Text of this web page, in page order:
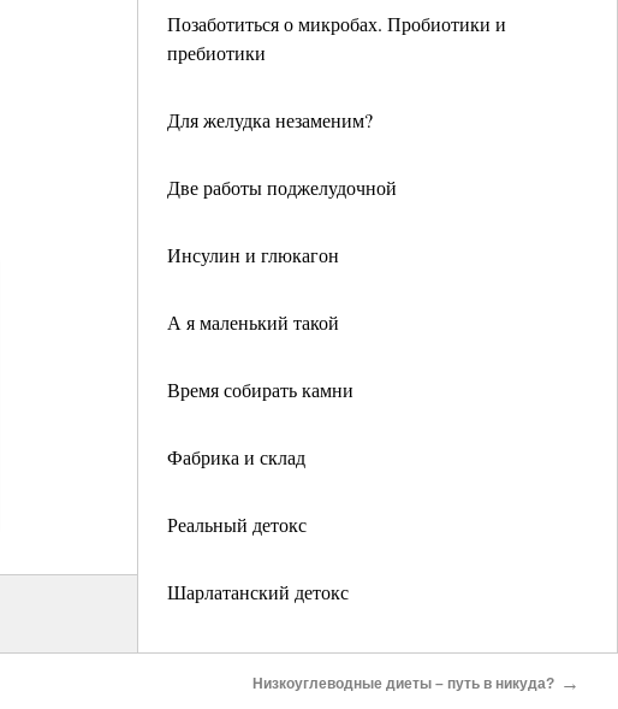
Позаботиться о микробах. Пробиотики и
пребиотики
Для желудка незаменим?
Две работы поджелудочной
Инсулин и глюкагон
А я маленький такой
Время собирать камни
Фабрика и склад
Реальный детокс
Шарлатанский детокс
1.8. Алкоголь. Пить или не пить?
Низкоуглеводные диеты – путь в никуда? →